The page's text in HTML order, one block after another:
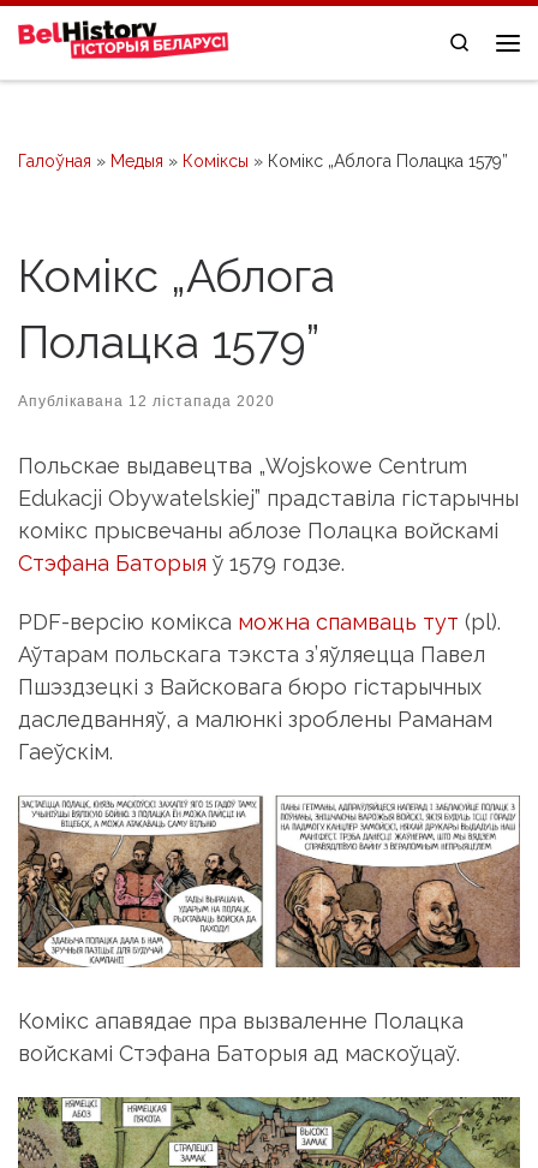
Skip to content
Search
Галоўная » Медыя » Коміксы » Комікс „Аблога Полацка 1579”
Комікс „Аблога
Полацка 1579”
Апублікавана 12 лістапада 2020
Польскае выдавецтва „Wojskowe Centrum
Edukacji Obywatelskiej” прадставіла гістарычны
комікс прысвечаны аблозе Полацка войскамі
Стэфана Баторыя ў 1579 годзе.
PDF-версію комікса можна спамваць тут (pl).
Аўтарам польскага тэкста з’яўляецца Павел
Пшэздзецкі з Вайсковага бюро гістарычных
даследванняў, а малюнкі зроблены Раманам
Гаеўскім.
Комікс апавядае пра вызваленне Полацка
войскамі Стэфана Баторыя ад маскоўцаў.